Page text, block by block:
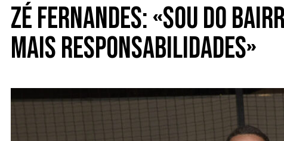
Zé Fernandes: «Sou do
mais responsabilidades»